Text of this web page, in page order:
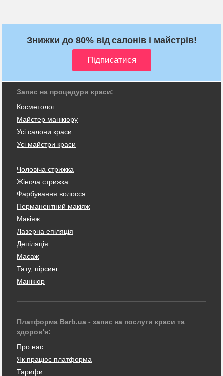
Знижки до 80% від салонів і майстрів!
Запис на процедури краси:
Косметолог
Майстер манікюру
Усі салони краси
Усі майстри краси
Чоловіча стрижка
Жіноча стрижка
Фарбування волосся
Перманентний макіяж
Макіяж
Лазерна епіляція
Депіляція
Масаж
Тату, пірсинг
Манікюр
Платформа Barb.ua - запис на послуги краси та
здоров'я:
Про нас
Як працює платформа
Тарифи